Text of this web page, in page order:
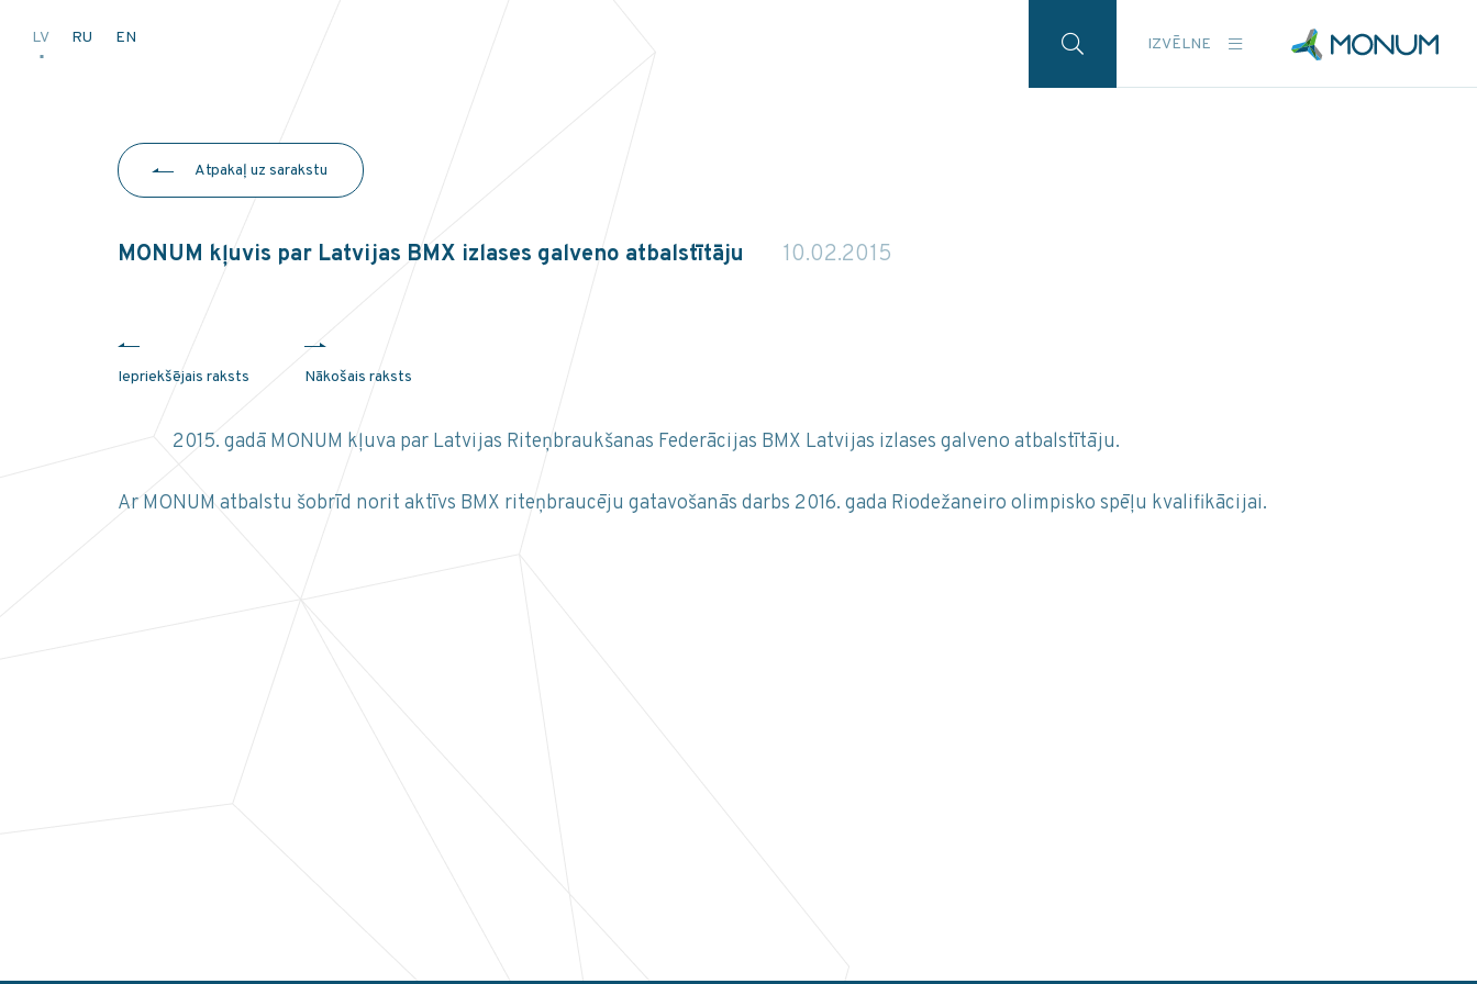
LV RU EN IZVĒLNE
Atpakaļ uz sarakstu
MONUM kļuvis par Latvijas BMX izlases galveno atbalstītāju 10.02.2015
Iepriekšējais raksts Nākošais raksts
2015. gadā MONUM kļuva par Latvijas Riteņbraukšanas Federācijas BMX Latvijas izlases galveno atbalstītāju.
Ar MONUM atbalstu šobrīd norit aktīvs BMX riteņbraucēju gatavošanās darbs 2016. gada Riodežaneiro olimpisko spēļu kvalifikācijai.